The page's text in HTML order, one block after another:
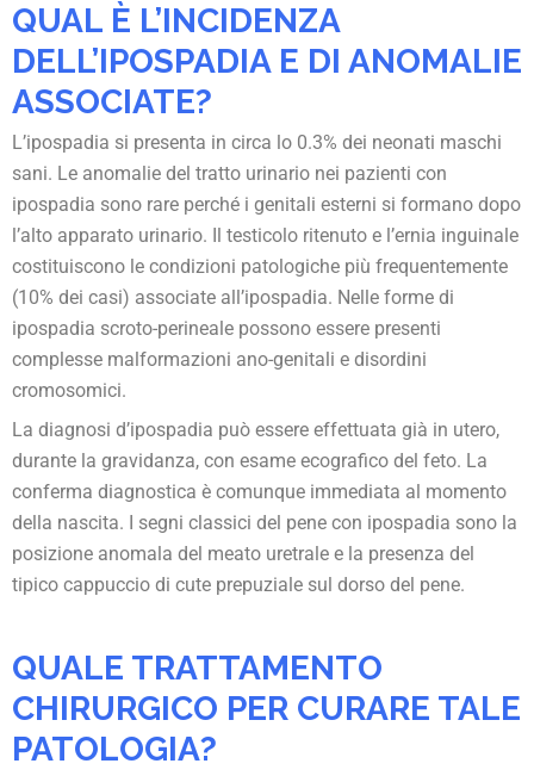
QUAL È L’INCIDENZA
DELL’IPOSPADIA E DI ANOMALIE
ASSOCIATE?
L’ipospadia si presenta in circa lo 0.3% dei neonati maschi
sani. Le anomalie del tratto urinario nei pazienti con
ipospadia sono rare perché i genitali esterni si formano dopo
l’alto apparato urinario. Il testicolo ritenuto e l’ernia inguinale
costituiscono le condizioni patologiche più frequentemente
(10% dei casi) associate all’ipospadia. Nelle forme di
ipospadia scroto-perineale possono essere presenti
complesse malformazioni ano-genitali e disordini
cromosomici.
La diagnosi d’ipospadia può essere effettuata già in utero,
durante la gravidanza, con esame ecografico del feto. La
conferma diagnostica è comunque immediata al momento
della nascita. I segni classici del pene con ipospadia sono la
posizione anomala del meato uretrale e la presenza del
tipico cappuccio di cute prepuziale sul dorso del pene.
QUALE TRATTAMENTO
CHIRURGICO PER CURARE TALE
PATOLOGIA?